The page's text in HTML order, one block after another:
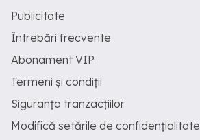
Publicitate
Întrebări frecvente
Abonament VIP
Termeni și condiții
Siguranța tranzacțiilor
Modifică setările de confidențialitate